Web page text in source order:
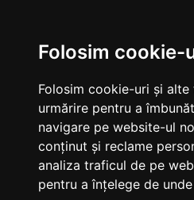
Folosim cookie-
Folosim cookie-uri și
urmărire pentru a
navigare pe website-ul
conținut și reclame
analiza traficul de pe
pentru a înțelege de